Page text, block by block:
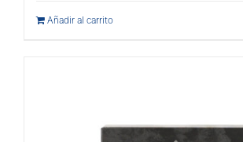
Añadir al carrito